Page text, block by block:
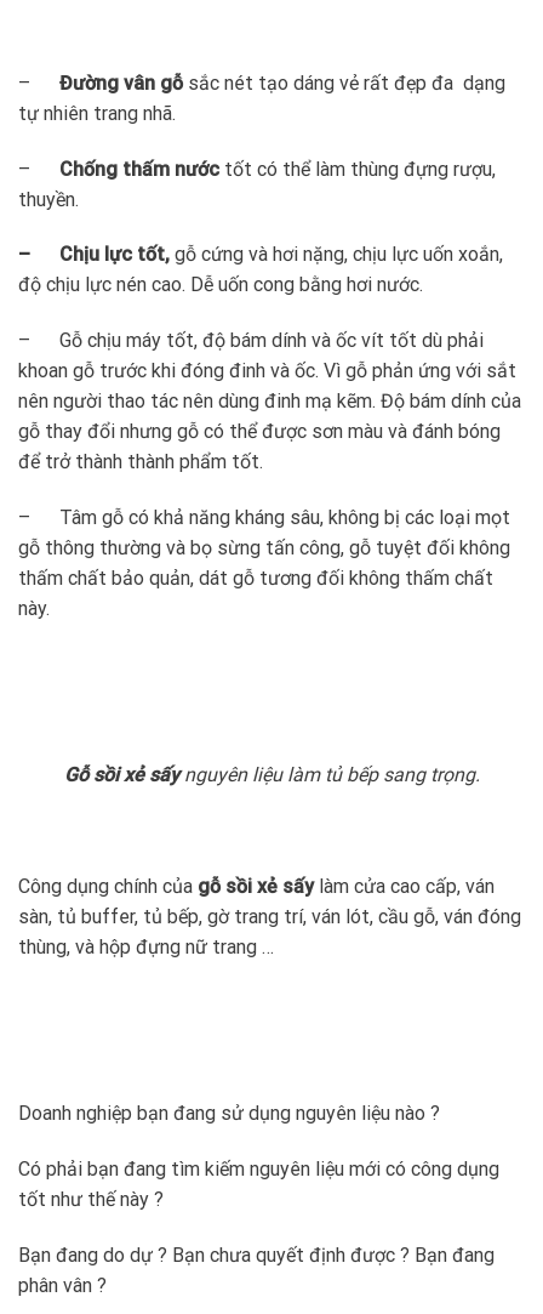
– Đường vân gỗ sắc nét tạo dáng vẻ rất đẹp đa dạng
tự nhiên trang nhã.
– Chống thấm nước tốt có thể làm thùng đựng rượu,
thuyền.
– Chịu lực tốt, gỗ cứng và hơi nặng, chịu lực uốn xoắn,
độ chịu lực nén cao. Dễ uốn cong bằng hơi nước.
– Gỗ chịu máy tốt, độ bám dính và ốc vít tốt dù phải
khoan gỗ trước khi đóng đinh và ốc. Vì gỗ phản ứng với sắt
nên người thao tác nên dùng đinh mạ kẽm. Độ bám dính của
gỗ thay đổi nhưng gỗ có thể được sơn màu và đánh bóng
để trở thành thành phẩm tốt.
– Tâm gỗ có khả năng kháng sâu, không bị các loại mọt
gỗ thông thường và bọ sừng tấn công, gỗ tuyệt đối không
thấm chất bảo quản, dát gỗ tương đối không thấm chất
này.
Gỗ sồi xẻ sấynguyên liệu làm tủ bếp sang trọng.
Công dụng chính của gỗ sồi xẻ sấylàm cửa cao cấp, ván
sàn, tủ buffer, tủ bếp, gờ trang trí, ván lót, cầu gỗ, ván đóng
thùng, và hộp đựng nữ trang …
Doanh nghiệp bạn đang sử dụng nguyên liệu nào ?
Có phải bạn đang tìm kiếm nguyên liệu mới có công dụng
tốt như thế này ?
Bạn đang do dự ? Bạn chưa quyết định được ? Bạn đang
phân vân ?